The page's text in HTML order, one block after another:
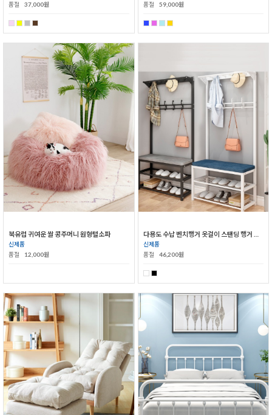
품절
37,000원
품절
59,000원
북유럽 귀여운 쌀 콩주머니 원형털소파
신제품
품절
12,000원
신제품
품절
46,200원